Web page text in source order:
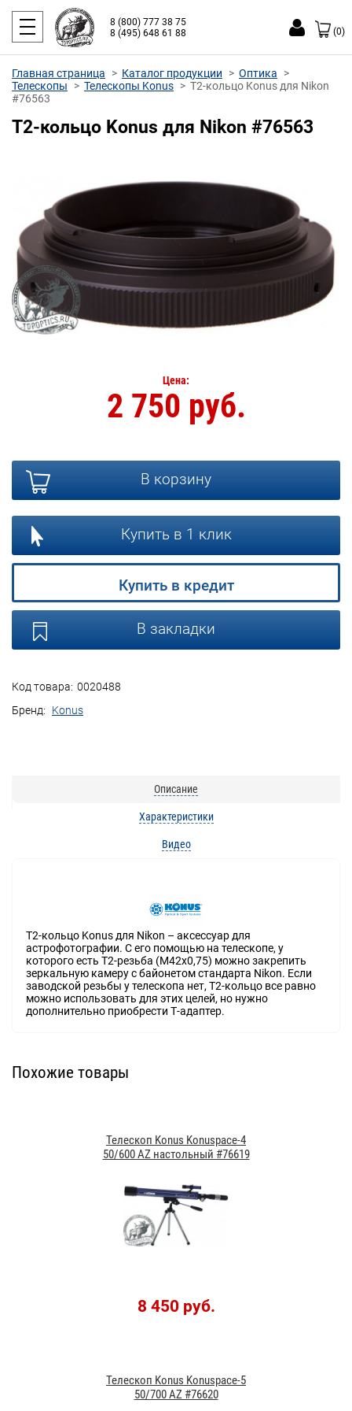
8 (800) 777 38 75
8 (495) 648 61 88
(0)
Главная страница Каталог продукции
Оптика
Телескопы
Телескопы Konus
T2-кольцо Konus для Nikon
#76563
T2-кольцо Konus для Nikon #76563
Код товара: 0020488
Бренд:
Konus
Цена:
2 750 руб.
В корзину
Купить в 1 клик
Купить в кредит
В закладки
Описание
Характеристики
Видео
T2-кольцо Konus для Nikon – аксессуар для
астрофотографии. С его помощью на телескопе, у
которого есть Т2-резьба (M42x0,75) можно закрепить
зеркальную камеру с байонетом стандарта Nikon. Если
заводской резьбы у телескопа нет, T2-кольцо все равно
можно использовать для этих целей, но нужно
дополнительно приобрести Т-адаптер.
Похожие товары
Телескоп Konus Konuspace-4
50/600 AZ настольный #76619
8 450 руб.
Телескоп Konus Konuspace-5
50/700 AZ #76620